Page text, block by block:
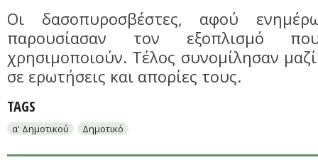
Οι δασοπυροσβέστες, αφού
παρουσίασαν τον εξοπλισμό
χρησιμοποιούν. Τέλος συνομίλησαν
σε ερωτήσεις και απορίες τους.
TAGS
α' Δημοτικού Δημοτικό